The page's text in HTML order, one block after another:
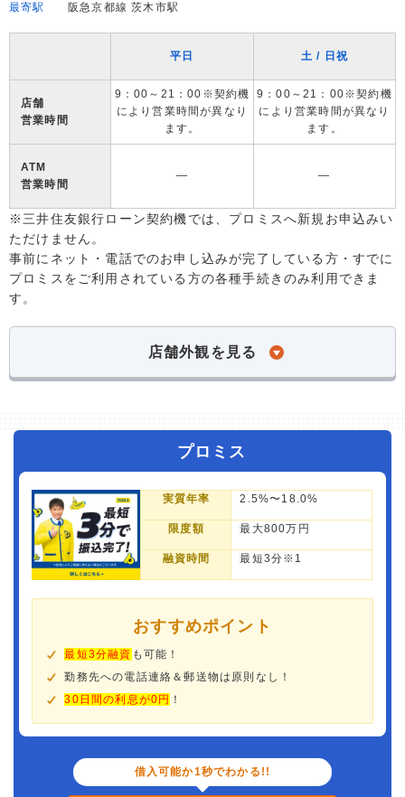
最寄駅
阪急京都線 茨木市駅
平日 土 / 日祝
店舗
営業時間
9：00～21：00※契約機
により営業時間が異なり
ます。
9：00～21：00※契約機
により営業時間が異なり
ます。
ATM
営業時間
― ―
※三井住友銀行ローン契約機では、プロミスへ新規お申込みい
ただけません。
事前にネット・電話でのお申し込みが完了している方・すでに
プロミスをご利用されている方の各種手続きのみ利用できま
す。
店舗外観を見る
プロミス
実質年率 2.5%〜18.0%
限度額 最大800万円
融資時間 最短3分※1
おすすめポイント
最短3分融資 も可能！
勤務先への電話連絡＆郵送物は原則なし！
30日間の利息が0円 ！
借入可能か1秒でわかる!!